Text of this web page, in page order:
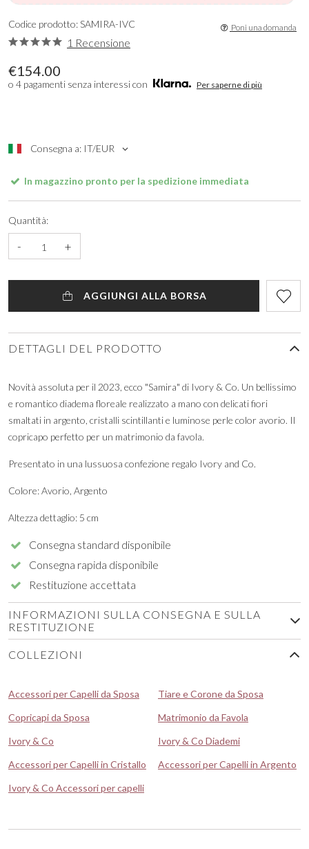
€154.00
o 4 pagamenti senza interessi con Per saperne di più
Consegna a: IT/EUR
Codice prodotto: SAMIRA-IVC
1 Recensione
Poni una domanda
In magazzino pronto per la spedizione immediata
Quantità:
- +
AGGIUNGI ALLA BORSA
DETTAGLI DEL PRODOTTO
Novità assoluta per il 2023, ecco "Samira" di Ivory & Co. Un bellissimo
e romantico diadema floreale realizzato a mano con delicati fiori
smaltati in argento, cristalli scintillanti e luminose perle color avorio. Il
copricapo perfetto per un matrimonio da favola.
Presentato in una lussuosa confezione regalo Ivory and Co.
Colore: Avorio, Argento
Altezza dettaglio: 5 cm
Consegna standard disponibile
Consegna rapida disponibile
Restituzione accettata
INFORMAZIONI SULLA CONSEGNA E SULLA
RESTITUZIONE
COLLEZIONI
Accessori per Capelli da Sposa
Tiare e Corone da Sposa
Copricapi da Sposa
Matrimonio da Favola
Ivory & Co
Ivory & Co Diademi
Accessori per Capelli in Cristallo
Accessori per Capelli in Argento
Ivory & Co Accessori per capelli